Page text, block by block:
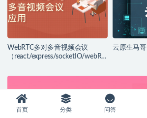
WebRTC多对多音视频会议
（react/express/socketIO/webRT
云原生马哥
首页 分类 问答